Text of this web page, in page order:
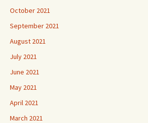
October 2021
September 2021
August 2021
July 2021
June 2021
May 2021
April 2021
March 2021